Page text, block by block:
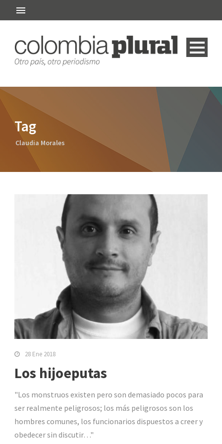
Tag
Claudia Morales
28 Ene 2018
Los hijoeputas
"Los monstruos existen pero son demasiado pocos para
ser realmente peligrosos; los más peligrosos son los
hombres comunes, los funcionarios dispuestos a creer y
obedecer sin discutir…"